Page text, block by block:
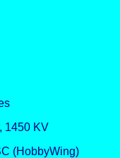
1450 KV
(HobbyWing)